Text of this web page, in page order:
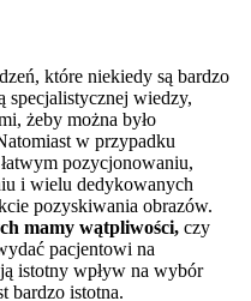
które niekiedy są bardzo
wiedzy,
żeby można było
w przypadku
pozycjonowaniu,
i wielu dedykowanych
pozyskiwania obrazów.
mamy wątpliwości, czy
pacjentowi na
istotny wpływ na wybór
bardzo istotna.